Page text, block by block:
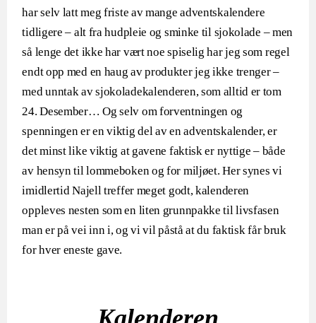
har selv latt meg friste av mange adventskalendere
tidligere – alt fra hudpleie og sminke til sjokolade – men
så lenge det ikke har vært noe spiselig har jeg som regel
endt opp med en haug av produkter jeg ikke trenger –
med unntak av sjokoladekalenderen, som alltid er tom
24. Desember… Og selv om forventningen og
spenningen er en viktig del av en adventskalender, er
det minst like viktig at gavene faktisk er nyttige – både
av hensyn til lommeboken og for miljøet. Her synes vi
imidlertid Najell treffer meget godt, kalenderen
oppleves nesten som en liten grunnpakke til livsfasen
man er på vei inn i, og vi vil påstå at du faktisk får bruk
for hver eneste gave.